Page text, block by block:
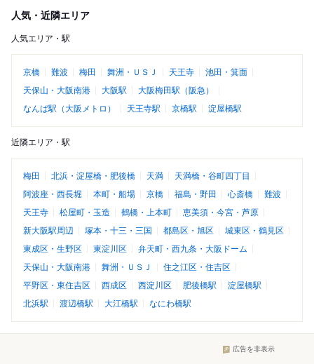
人気・近隣エリア
人気エリア・駅
京橋 難波 梅田 舞洲・ＵＳＪ 天王寺
池田・箕面
天保山・大阪南港
大阪駅
大阪梅田駅（阪急）
なんば駅（大阪メトロ）
天王寺駅 京橋駅 淀屋橋駅
近隣エリア・駅
梅田 北浜・淀屋橋・肥後橋 天満
天満橋・谷町四丁目
阿波座・西長堀
本町・船場 京橋 福島・野田 心斎橋
難波
天王寺
松屋町・玉造 鶴橋・上本町
恵美須・今宮・芦原
新大阪駅周辺
塚本・十三・三国 都島区・旭区
城東区・鶴見区
東成区・生野区
東淀川区
弁天町・西九条・大阪ドーム
天保山・大阪南港
舞洲・ＵＳＪ
住之江区・住吉区
平野区・東住吉区
西成区 西淀川区 肥後橋駅
淀屋橋駅
北浜駅
渡辺橋駅 大江橋駅 なにわ橋駅
広告を非表示